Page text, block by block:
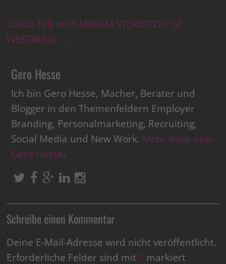
CHRO-Talk with MIRIAM STERNITZKY of
WESTWING →
Gero Hesse
Ich bin Gero Hesse, Macher, Berater und
Blogger in den Themenfeldern Employer
Branding, Personalmarketing, Recruiting,
Social Media und New Work. Mehr Infos über
Gero Hesse.
Schreibe einen Kommentar
Deine E-Mail-Adresse wird nicht veröffentlicht.
Erforderliche Felder sind mit * markiert